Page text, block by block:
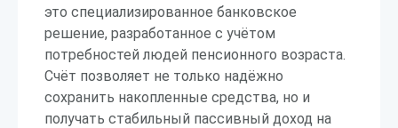
это специализированное банковское
решение, разработанное с учётом
потребностей людей пенсионного возраста.
Счёт позволяет не только надёжно
сохранить накопленные средства, но и
получать стабильный пассивный доход на